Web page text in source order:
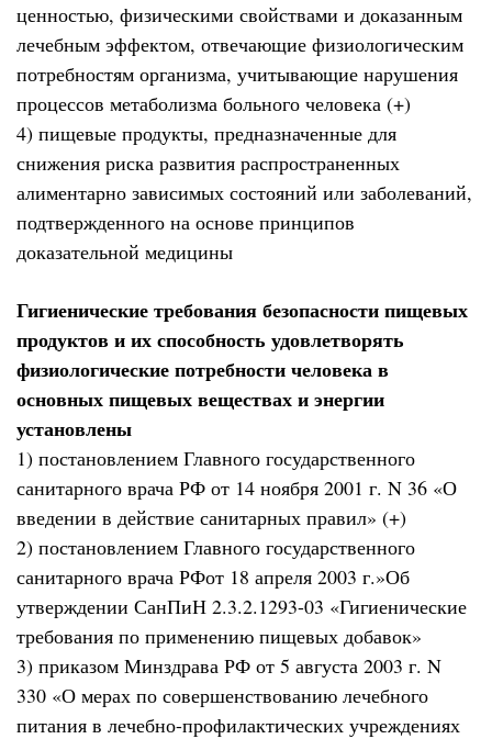
ценностью, физическими свойствами и доказанным
лечебным эффектом, отвечающие физиологическим
потребностям организма, учитывающие нарушения
процессов метаболизма больного человека (+)
4) пищевые продукты, предназначенные для
снижения риска развития распространенных
алиментарно зависимых состояний или заболеваний,
подтвержденного на основе принципов
доказательной медицины
Гигиенические требования безопасности пищевых
продуктов и их способность удовлетворять
физиологические потребности человека в
основных пищевых веществах и энергии
установлены
1) постановлением Главного государственного
санитарного врача РФ от 14 ноября 2001 г. N 36 «О
введении в действие санитарных правил» (+)
2) постановлением Главного государственного
санитарного врача РФот 18 апреля 2003 г.»Об
утверждении СанПиН 2.3.2.1293-03 «Гигиенические
требования по применению пищевых добавок»
3) приказом Минздрава РФ от 5 августа 2003 г. N
330 «О мерах по совершенствованию лечебного
питания в лечебно-профилактических учреждениях